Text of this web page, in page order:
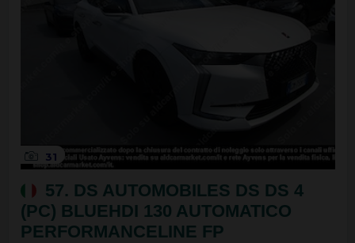
31
57. DS AUTOMOBILES DS DS 4
(PC) BLUEHDI 130 AUTOMATICO
PERFORMANCELINE FP